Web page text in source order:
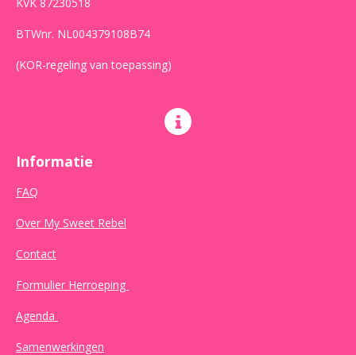
BTWnr. NL004379108B74
(KOR-regeling van toepassing)
Informatie
FAQ
Over My Sweet Rebel
Contact
Formulier Herroeping
Agenda
Samenwerkingen